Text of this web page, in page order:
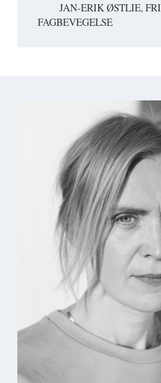
JAN-ERIK ØSTLIE, FRI
FAGBEVEGELSE